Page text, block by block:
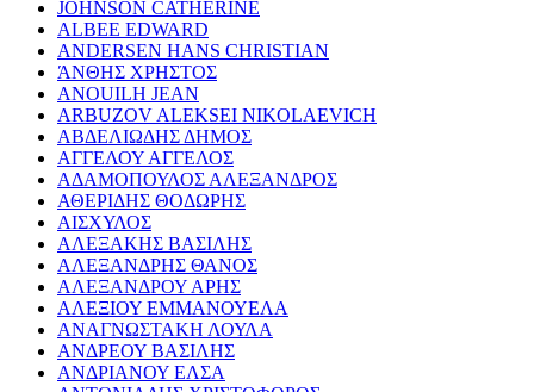
JOHNSON CATHERINE
ALBEE EDWARD
ANDERSEN HANS CHRISTIAN
ΆΝΘΗΣ ΧΡΗΣΤΟΣ
ANOUILH JEAN
ARBUZOV ALEKSEI NIKOLAEVICH
ΑΒΔΕΛΙΩΔΗΣ ΔΗΜΟΣ
ΑΓΓΕΛΟΥ ΑΓΓΕΛΟΣ
ΑΔΑΜΟΠΟΥΛΟΣ ΑΛΕΞΑΝΔΡΟΣ
ΑΘΕΡΙΔΗΣ ΘΟΔΩΡΗΣ
ΑΙΣΧΥΛΟΣ
ΑΛΕΞΑΚΗΣ ΒΑΣΙΛΗΣ
ΑΛΕΞΑΝΔΡΗΣ ΘΑΝΟΣ
ΑΛΕΞΑΝΔΡΟΥ ΑΡΗΣ
ΑΛΕΞΙΟΥ ΕΜΜΑΝΟΥΕΛΑ
ΑΝΑΓΝΩΣΤΑΚΗ ΛΟΥΛΑ
ΑΝΔΡΕΟΥ ΒΑΣΙΛΗΣ
ΑΝΔΡΙΑΝΟΥ ΕΛΣΑ